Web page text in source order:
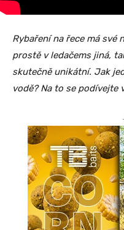
Rybaření na řece má své
prostě v ledačems jiná,
skutečně unikátní. Jak
vodě? Na to se podívejte